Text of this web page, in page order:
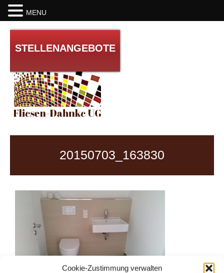
Cookie-Zustimmung verwalten
STELLENANGEBOTE
REFERENZEN
ÜBER UNS
TÄTIGKEITEN
KONTAKT
20150703_163830
MENU